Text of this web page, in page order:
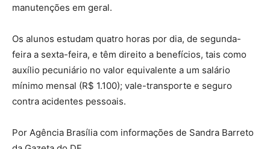
manutenções em geral.
Os alunos estudam quatro horas por dia, de segunda-
feira a sexta-feira, e têm direito a benefícios, tais como
auxílio pecuniário no valor equivalente a um salário
mínimo mensal (R$ 1.100); vale-transporte e seguro
contra acidentes pessoais.
Por Agência Brasília com informações de Sandra Barreto